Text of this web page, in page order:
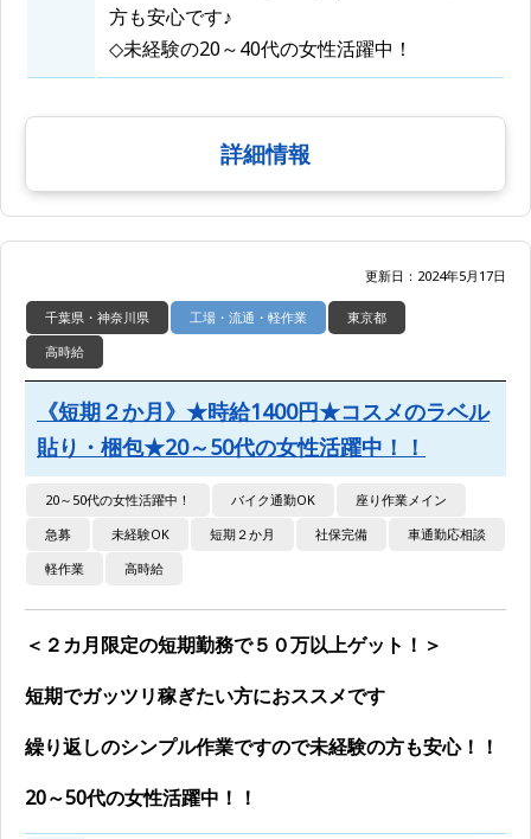
方も安心です♪
◇未経験の20～40代の女性活躍中！
詳細情報
更新日：2024年5月17日
千葉県・神奈川県 工場・流通・軽作業
東京都
高時給
《短期２か月》★時給1400円★コスメのラベル
貼り・梱包★20～50代の女性活躍中！！
20～50代の女性活躍中！ バイク通勤OK
座り作業メイン
急募
未経験OK 短期２か月 社保完備
車通勤応相談
軽作業
高時給
＜２カ月限定の短期勤務で５０万以上ゲット！＞
短期でガッツリ稼ぎたい方におススメです
繰り返しのシンプル作業ですので未経験の方も安心！！
20～50代の女性活躍中！！